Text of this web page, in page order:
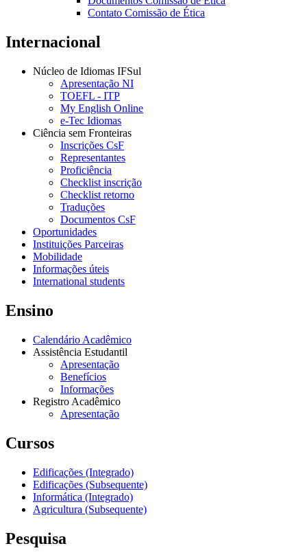
Contato Comissão de Ética
Internacional
Núcleo de Idiomas IFSul
Apresentação NI
TOEFL - ITP
My English Online
e-Tec Idiomas
Ciência sem Fronteiras
Inscrições CsF
Representantes
Proficiência
Checklist inscrição
Checklist retorno
Traduções
Documentos CsF
Oportunidades
Instituições Parceiras
Mobilidade
Informações úteis
International students
Ensino
Calendário Acadêmico
Assistência Estudantil
Apresentação
Benefícios
Informações
Registro Acadêmico
Apresentação
Cursos
Edificações (Integrado)
Edificações (Subsequente)
Informática (Integrado)
Agricultura (Subsequente)
Pesquisa